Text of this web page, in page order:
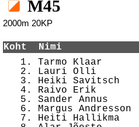
M45
2000m 20KP
Koht  Nimi
1. Tarmo Klaar
2. Lauri Olli
3. Heiki Savitsch
4. Raivo Erik
5. Sander Annus
6. Margus
7. Heiti Hallikma